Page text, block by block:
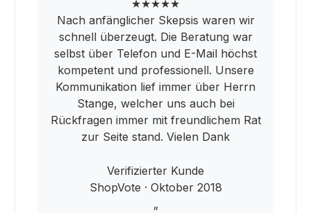
★★★★★
Nach anfänglicher Skepsis waren wir
schnell überzeugt. Die Beratung war
selbst über Telefon und E-Mail höchst
kompetent und professionell. Unsere
Kommunikation lief immer über Herrn
Stange, welcher uns auch bei
Rückfragen immer mit freundlichem Rat
zur Seite stand. Vielen Dank
Verifizierter Kunde
ShopVote · Oktober 2018
„